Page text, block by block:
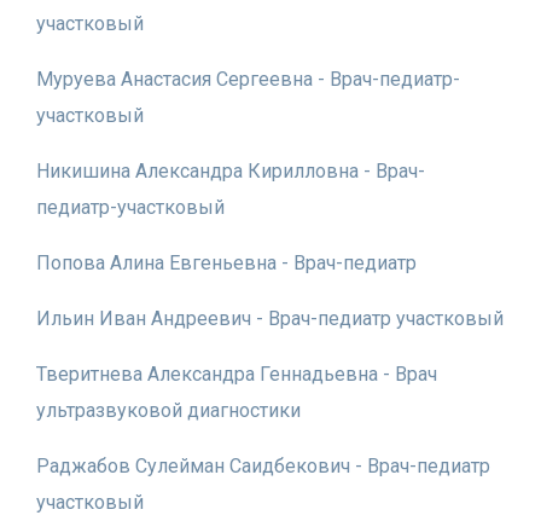
участковый
Муруева Анастасия Сергеевна - Врач-педиатр-
участковый
Никишина Александра Кирилловна - Врач-
педиатр-участковый
Попова Алина Евгеньевна - Врач-педиатр
Ильин Иван Андреевич - Врач-педиатр участковый
Тверитнева Александра Геннадьевна - Врач
ультразвуковой диагностики
Раджабов Сулейман Саидбекович - Врач-педиатр
участковый